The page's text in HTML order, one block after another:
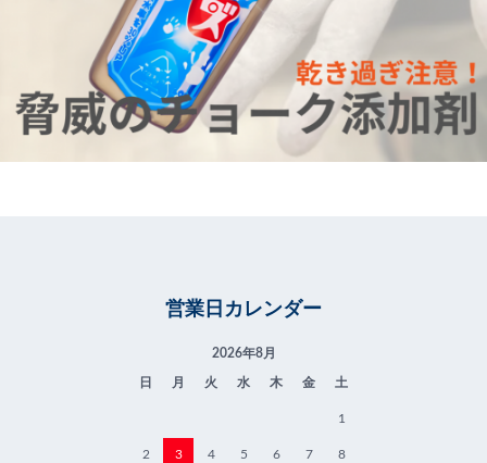
営業日カレンダー
2026年8月
日 月 火 水 木 金 土
1
2 3 4 5 6 7 8